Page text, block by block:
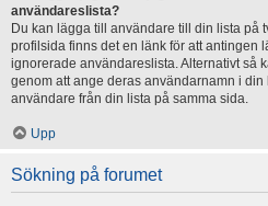
användareslista?
Du kan lägga till användare till din lista på
profilsida finns det en länk för att antingen
ignorerade användareslista. Alternativt så
genom att ange deras användarnamn i
användare från din lista på samma sida.
Upp
Sökning på forumet